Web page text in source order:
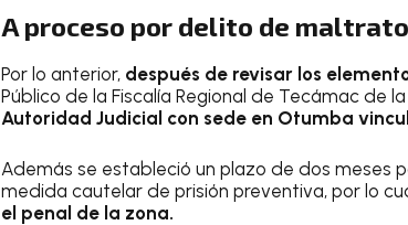
A proceso por delito de
Por lo anterior, después de revisar los
Público de la Fiscalía Regional de Tecámac de
Autoridad Judicial con sede en Otumba
Además se estableció un plazo de dos meses
medida cautelar de prisión preventiva, por lo
el penal de la zona.